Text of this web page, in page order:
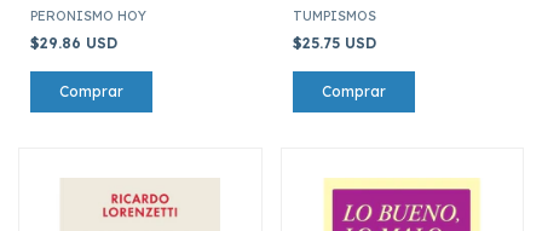
PERONISMO HOY
$29.86 USD
TUMPISMOS
$25.75 USD